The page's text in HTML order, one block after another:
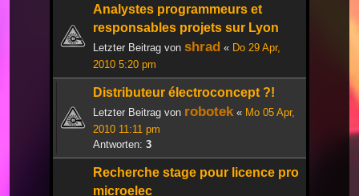
Analystes programmeurs et
responsables projets sur Lyon
Letzter Beitrag von shrad « Do 29 Apr,
2010 5:20 pm
Distributeur électroconcept ?!
Letzter Beitrag von robotek« Mo 05 Apr,
2010 11:11 pm
Antworten: 3
Recherche stage pour licence pro
microelec